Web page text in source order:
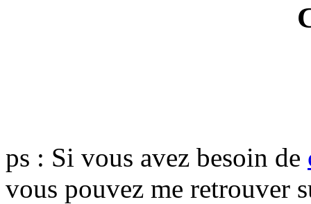
ps : Si vous avez besoin de
vous pouvez me retrouver